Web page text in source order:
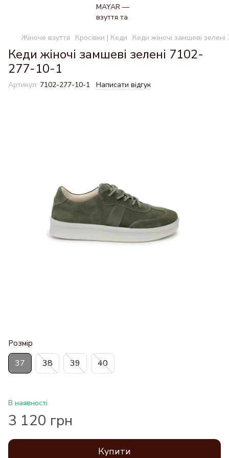
Жіноче взуття Кросівки | Кеди Кеди жіночі замшеві
Кеди жіночі замшеві зелені 7102-
277-10-1
Артикул: 7102-277-10-1 Написати відгук
Розмір
37 38 39 40
В наявності
3 120 грн
Купити